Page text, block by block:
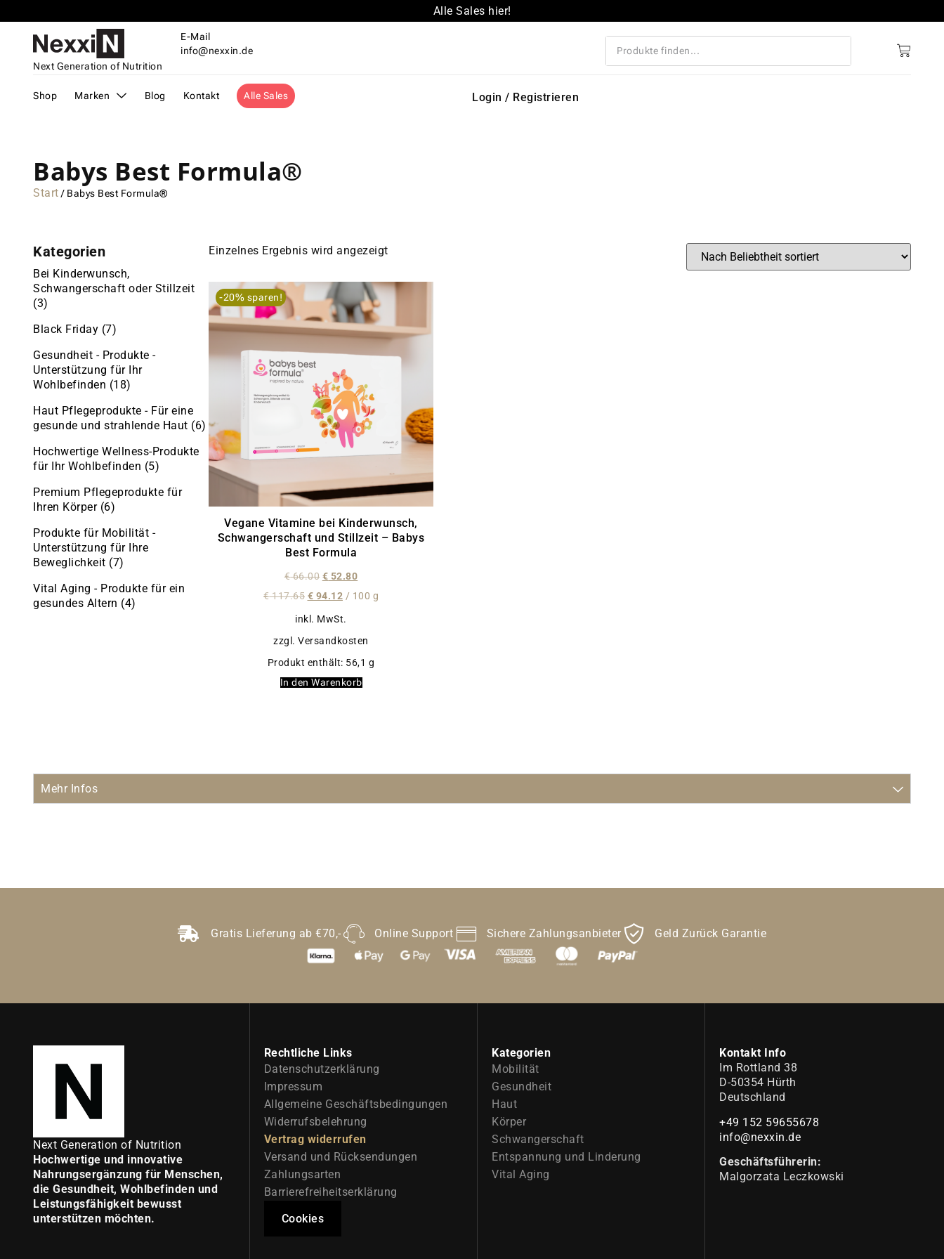
Alle Sales hier!
Next Generation of Nutrition
E-Mail
info@nexxin.de
Shop Marken Blog Kontakt Alle Sales Login / Registrieren
Babys Best Formula®
Start / Babys Best Formula®
Kategorien
Bei Kinderwunsch,
Schwangerschaft oder Stillzeit
(3)
Black Friday (7)
Gesundheit - Produkte -
Unterstützung für Ihr
Wohlbefinden (18)
Haut Pflegeprodukte - Für eine
gesunde und strahlende Haut (6)
Hochwertige Wellness-Produkte
für Ihr Wohlbefinden (5)
Premium Pflegeprodukte für
Ihren Körper (6)
Produkte für Mobilität -
Unterstützung für Ihre
Beweglichkeit (7)
Vital Aging - Produkte für ein
gesundes Altern (4)
Einzelnes Ergebnis wird angezeigt
-20% sparen!
Vegane Vitamine bei Kinderwunsch,
Schwangerschaft und Stillzeit – Babys
Best Formula
€66.00 € 52.80
€117.65 € 94.12 / 100 g
inkl. MwSt.
zzgl. Versandkosten
Produkt enthält: 56,1 g
In den Warenkorb
Mehr Infos
Gratis Lieferung ab €70,- Online Support Sichere Zahlungsanbieter Geld Zurück Garantie
Next Generation of Nutrition
Hochwertige und innovative
Nahrungsergänzung für Menschen,
die Gesundheit, Wohlbefinden und
Leistungsfähigkeit bewusst
unterstützen möchten.
Rechtliche Links
Datenschutzerklärung
Impressum
Allgemeine Geschäftsbedingungen
Widerrufsbelehrung
Vertrag widerrufen
Versand und Rücksendungen
Zahlungsarten
Barrierefreiheitserklärung
Cookies
Kategorien
Mobilität
Gesundheit
Haut
Körper
Schwangerschaft
Entspannung und Linderung
Vital Aging
Kontakt Info
Im Rottland 38
D-50354 Hürth
Deutschland
+49 152 59655678
info@nexxin.de
Geschäftsführerin:
Malgorzata Leczkowski